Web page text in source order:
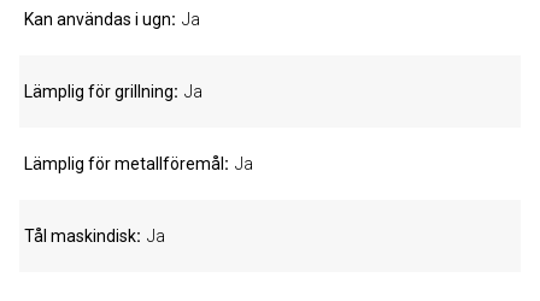
Kan användas i ugn Ja
Lämplig för grillning Ja
Lämplig för metallföremål Ja
Tål maskindisk Ja